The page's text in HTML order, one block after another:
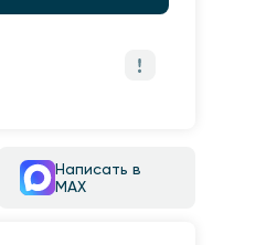
Написать в
MAX